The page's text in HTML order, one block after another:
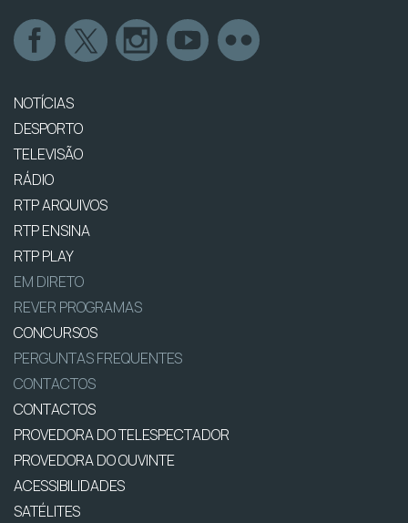
NOTÍCIAS
DESPORTO
TELEVISÃO
RÁDIO
RTP ARQUIVOS
RTP ENSINA
RTP PLAY
EM DIRETO
REVER PROGRAMAS
CONCURSOS
PERGUNTAS FREQUENTES
CONTACTOS
CONTACTOS
PROVEDORA DO TELESPECTADOR
PROVEDORA DO OUVINTE
ACESSIBILIDADES
SATÉLITES